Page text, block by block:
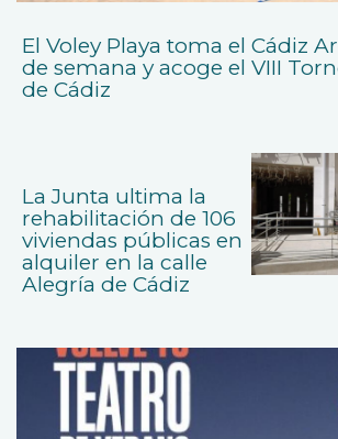
El Voley Playa toma el Cádiz
de semana y acoge el VIII
de Cádiz
La Junta ultima la
rehabilitación de 106
viviendas públicas en
alquiler en la calle
Alegría de Cádiz